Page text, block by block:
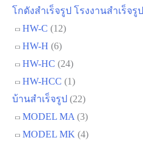
โกดังสำเร็จรูป โรงงานสำเร็จรูป
HW-C (12)
HW-H (6)
HW-HC (24)
HW-HCC (1)
บ้านสำเร็จรูป (22)
MODEL MA (3)
MODEL MK (4)